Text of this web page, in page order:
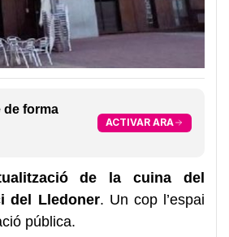
de forma
ACTIVAR ARA
de la cuina del
del Lledoner. Un cop l’espai
pública.